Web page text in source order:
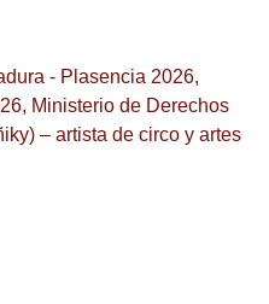
- Plasencia 2026,
, Ministerio de Derechos
– artista de circo y artes